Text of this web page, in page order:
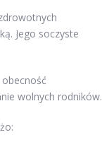
Jego soczyste
wolnych rodników.